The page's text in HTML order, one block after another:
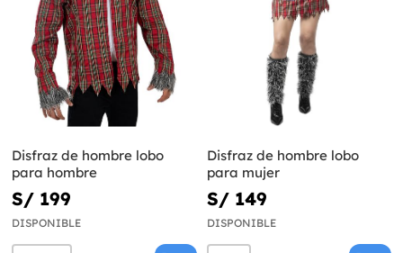
Disfraz de hombre lobo
para hombre
S/ 199
DISPONIBLE
Disfraz de hombre lobo
para mujer
S/ 149
DISPONIBLE